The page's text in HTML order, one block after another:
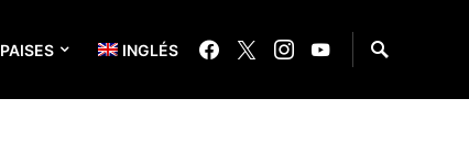
PAISES INGLÉS